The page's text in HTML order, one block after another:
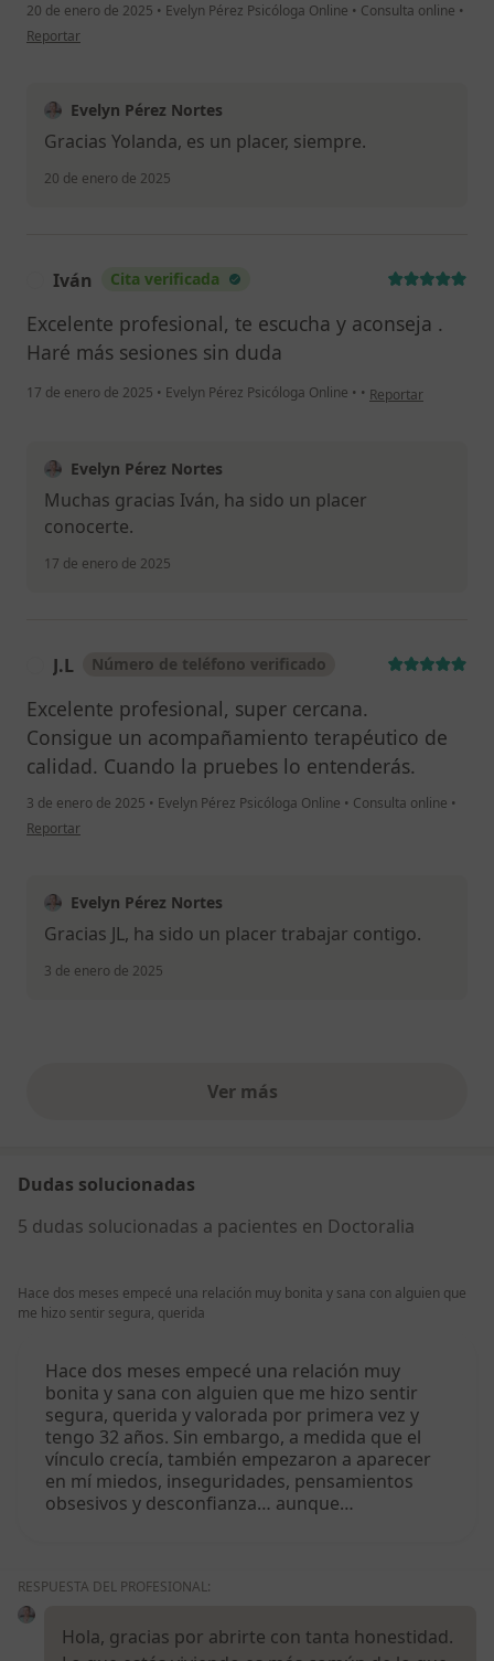
20 de enero de 2025 • Evelyn Pérez Psicóloga Online • Consulta online •
en opinión del usuario Yolanda C.P
Reportar
Evelyn Pérez Nortes
Gracias Yolanda, es un placer, siempre.
20 de enero de 2025
Iván Cita verificada
Excelente profesional, te escucha y aconseja .
Haré más sesiones sin duda
17 de enero de 2025 • Evelyn Pérez Psicóloga Online • • en opinión del
Reportar
Evelyn Pérez Nortes
Muchas gracias Iván, ha sido un placer
conocerte.
17 de enero de 2025
J.L Número de teléfono verificado
Excelente profesional, super cercana.
Consigue un acompañamiento terapéutico de
calidad. Cuando la pruebes lo entenderás.
3 de enero de 2025 • Evelyn Pérez Psicóloga Online • Consulta online •
en opinión del usuario J.L
Reportar
Evelyn Pérez Nortes
Gracias JL, ha sido un placer trabajar contigo.
3 de enero de 2025
Ver másopiniones anteriores
Dudas solucionadas
5 dudas solucionadas a pacientes en Doctoralia
Hace dos meses empecé una relación muy bonita y sana con alguien que
me hizo sentir segura, querida
Hace dos meses empecé una relación muy
bonita y sana con alguien que me hizo sentir
segura, querida y valorada por primera vez y
tengo 32 años. Sin embargo, a medida que el
vínculo crecía, también empezaron a aparecer
en mí miedos, inseguridades, pensamientos
obsesivos y desconfianza… aunque…
RESPUESTA DEL PROFESIONAL:
Hola, gracias por abrirte con tanta honestidad.